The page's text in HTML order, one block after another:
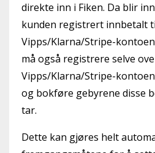
direkte inn i Fiken. Da blir
kunden registrert innbetalt
Vipps/Klarna/Stripe-
må også registrere selve
Vipps/Klarna/Stripe-
og bokføre gebyrene disse
tar.
Dette kan gjøres helt